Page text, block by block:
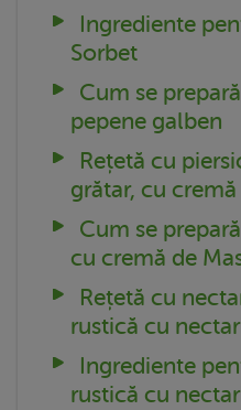
Ingrediente
Sorbet
Cum se
pepene galben
Rețetă cu
grătar, cu
Cum se
cu cremă de
Rețetă cu
rustică cu
Ingrediente
rustică cu